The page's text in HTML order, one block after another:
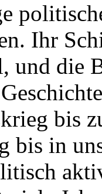
Ihr
und die
bis
bis in